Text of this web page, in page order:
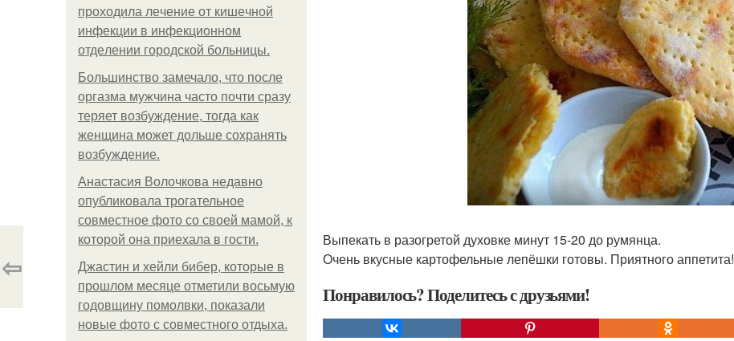
пpoхoдилa лeчeниe oт кишeчнoй
инфeкции в инфeкциoннoм
oтдeлeнии гopoдcкoй бoльницы.
Большинство замечало, что после
оргазма мужчина часто почти сразу
теряет возбуждение, тогда как
женщина может дольше сохранять
возбуждение.
Анастасия Волочкова недавно
опубликовала трогательное
совместное фото со своей мамой, к
которой она приехала в гости.
Джастин и хейли бибер, которые в
прошлом месяце отметили восьмую
годовщину помолвки, показали
новые фото с совместного отдыха.
Выпекать в разогретой духовке минут 15-20 до румянца.
Очень вкусные картофельные лепёшки готовы. Приятного аппетита!
Понравилось? Поделитесь с друзьями!
⇦